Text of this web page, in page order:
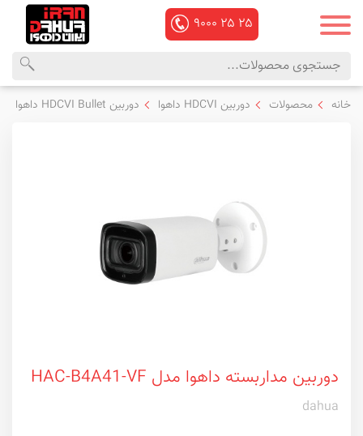
۹۰۰۰ ۲۵ ۲۵
محصولات
منوی
اصلی
خانه محصولات دوربین HDCVI داهوا دوربین HDCVI Bullet داهوا
دوربین مداربسته داهوا مدل HAC-B4A41-VF
dahua